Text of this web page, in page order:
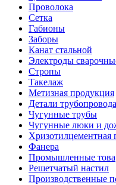
Проволока
Сетка
Габионы
Заборы
Канат стальной
Электроды
Стропы
Такелаж
Метизная продукция
Детали
Чугунные трубы
Чугунные люки и
Хризотилцементная
Фанера
Промышленные
Решетчатый настил
Производственные